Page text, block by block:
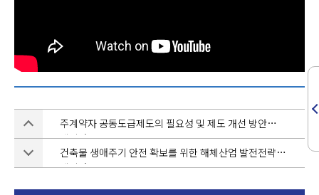
주계약자 공동도급제도의 필요성 및 제도 개선 방안
세미나
건축물 생애주기 안전 확보를 위한 해체산업 발전전략
세미나